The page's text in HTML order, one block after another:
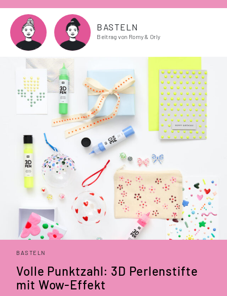
BASTELN
Beitrag von Romy & Orly
BASTELN
Volle Punktzahl: 3D Perlenstifte
mit Wow-Effekt